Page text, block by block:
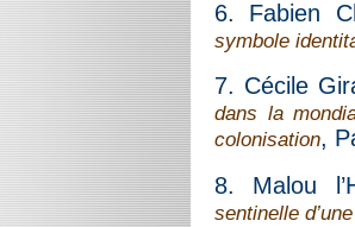
6. Fabien
symbole
7. Cécile
dans la
colonisation,
8. Malou
sentinelle